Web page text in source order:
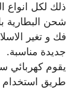
ذلك لكل انواع
شحن البطارية
فك و تغير
جديدة مناسبة.
يقوم كهربائي
طريق استخدام